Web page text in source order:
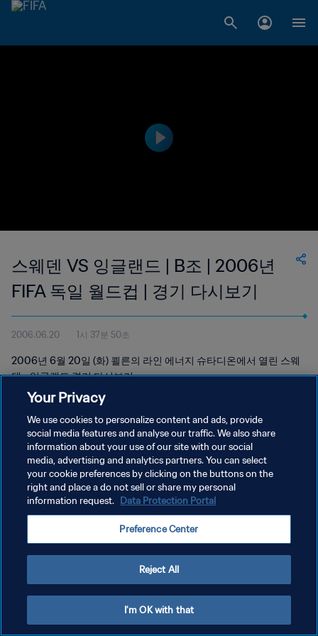
스웨덴 VS 잉글랜드 | B조 | 2006년
FIFA 독일 월드컵 | 경기 다시보기
2006.06.20 1시 37분 50초
2006년 6월 20일 (화) 쾰른의 라인 에너지 슈타디온에서 열린 스웨
덴 - 잉글랜드 경기 다시보기
개인정보 보호정책
서비스 약관
Your Privacy
We use cookies to personalize content and ads, provide
social media features and analyse our traffic. We also share
information about your use of our site with our social
media, advertising and analytics partners. You can select
your cookie preferences by clicking on the buttons on the
right and place a do not sell or share my personal
information request. Data Protection Portal
Preference Center
Reject All
I'm OK with that